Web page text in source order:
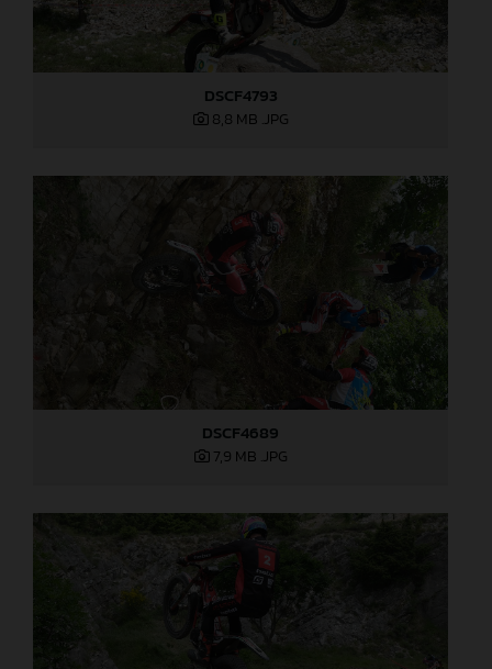
DSCF4793
8,8 MB .JPG
DSCF4689
7,9 MB .JPG